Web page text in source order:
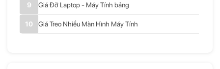
Giá Đỡ Laptop - Máy Tính bảng
Giá Treo Nhiều Màn Hình Máy Tính